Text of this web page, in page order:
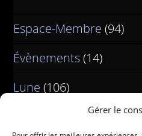
Gérer le
Espace-Membre (94)
Évènements (14)
Lune (106)